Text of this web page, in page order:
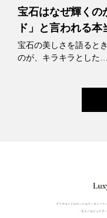
宝石はなぜ輝くの
ド」と言われる本
宝石の美しさを語ると
のが、キラキラとした…